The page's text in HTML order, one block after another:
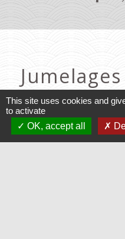
Jumelages
Baruchowo,
Varennes,
This site uses cookies and
to activate
OK, accept all